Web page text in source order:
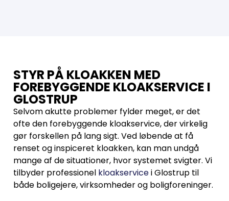
STYR PÅ KLOAKKEN MED
FOREBYGGENDE KLOAKSERVICE I
GLOSTRUP
Selvom akutte problemer fylder meget, er det
ofte den forebyggende kloakservice, der virkelig
gør forskellen på lang sigt. Ved løbende at få
renset og inspiceret kloakken, kan man undgå
mange af de situationer, hvor systemet svigter. Vi
tilbyder professionelkloakservicei Glostrup til
både boligejere, virksomheder og boligforeninger.